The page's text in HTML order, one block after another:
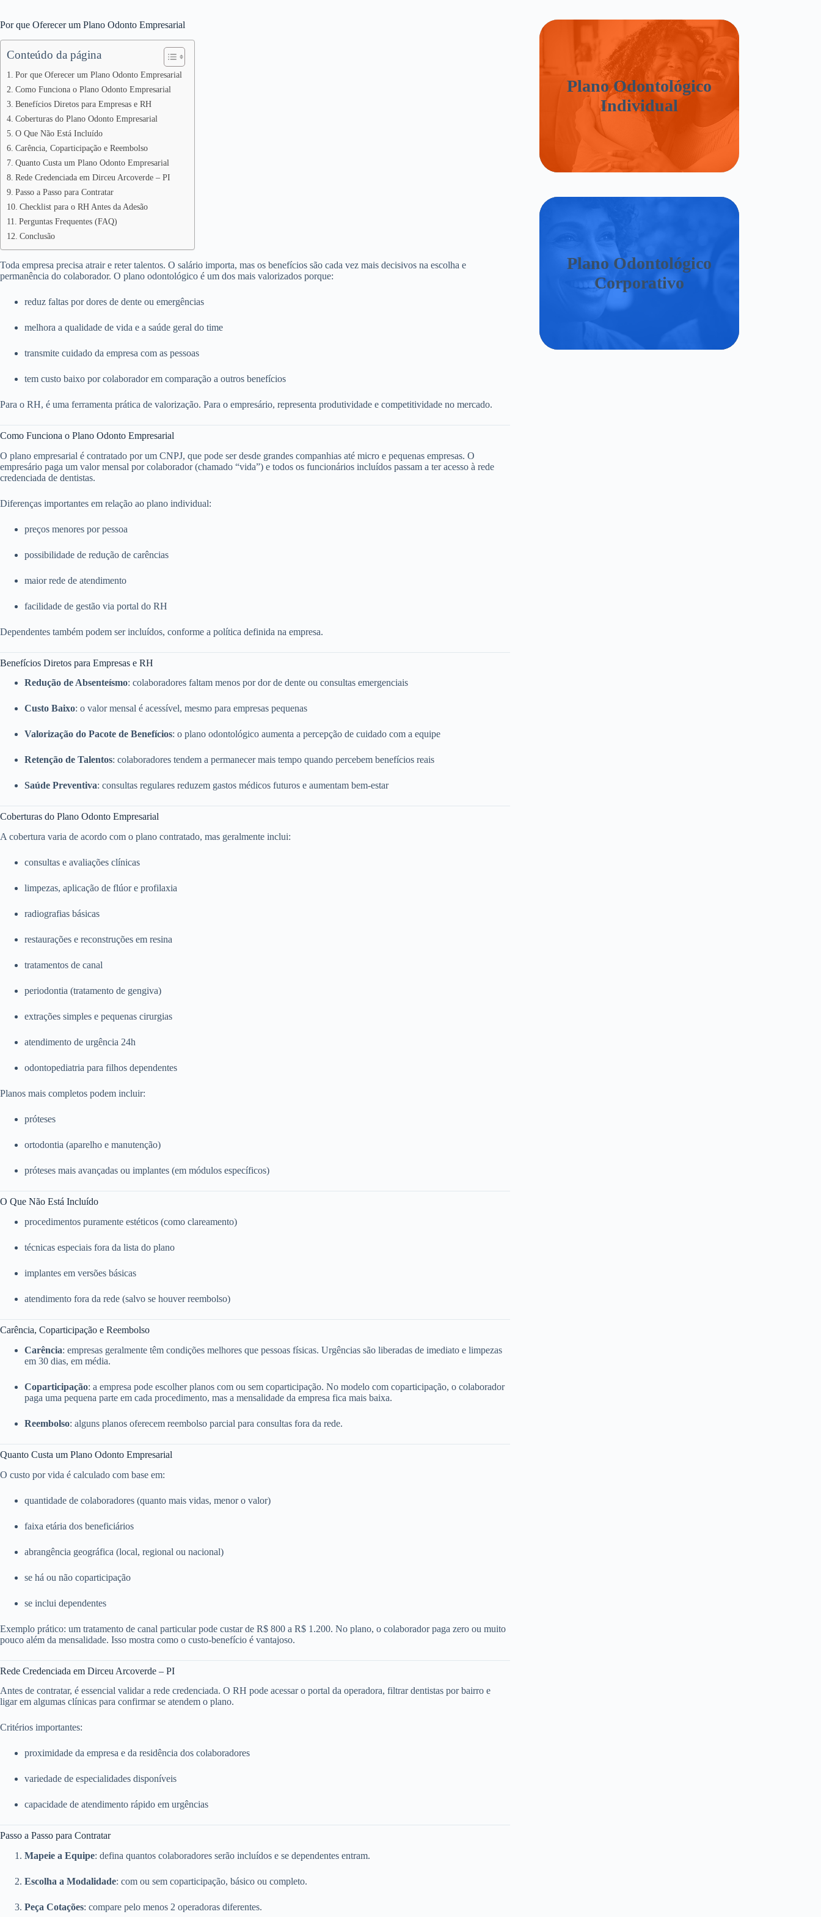
Por que Oferecer um Plano Odonto Empresarial
Conteúdo da página
Por que Oferecer um Plano Odonto Empresarial
Como Funciona o Plano Odonto Empresarial
Benefícios Diretos para Empresas e RH
Coberturas do Plano Odonto Empresarial
O Que Não Está Incluído
Carência, Coparticipação e Reembolso
Quanto Custa um Plano Odonto Empresarial
Rede Credenciada em Dirceu Arcoverde – PI
Passo a Passo para Contratar
Checklist para o RH Antes da Adesão
Perguntas Frequentes (FAQ)
Conclusão
Toda empresa precisa atrair e reter talentos. O salário importa, mas os benefícios são cada vez mais decisivos na escolha e
permanência do colaborador. O plano odontológico é um dos mais valorizados porque:
reduz faltas por dores de dente ou emergências
melhora a qualidade de vida e a saúde geral do time
transmite cuidado da empresa com as pessoas
tem custo baixo por colaborador em comparação a outros benefícios
Para o RH, é uma ferramenta prática de valorização. Para o empresário, representa produtividade e competitividade no mercado.
Como Funciona o Plano Odonto Empresarial
O plano empresarial é contratado por um CNPJ, que pode ser desde grandes companhias até micro e pequenas empresas. O
empresário paga um valor mensal por colaborador (chamado “vida”) e todos os funcionários incluídos passam a ter acesso à rede
credenciada de dentistas.
Diferenças importantes em relação ao plano individual:
preços menores por pessoa
possibilidade de redução de carências
maior rede de atendimento
facilidade de gestão via portal do RH
Dependentes também podem ser incluídos, conforme a política definida na empresa.
Benefícios Diretos para Empresas e RH
Redução de Absenteísmo: colaboradores faltam menos por dor de dente ou consultas emergenciais
Custo Baixo: o valor mensal é acessível, mesmo para empresas pequenas
Valorização do Pacote de Benefícios: o plano odontológico aumenta a percepção de cuidado com a equipe
Retenção de Talentos: colaboradores tendem a permanecer mais tempo quando percebem benefícios reais
Saúde Preventiva: consultas regulares reduzem gastos médicos futuros e aumentam bem-estar
Coberturas do Plano Odonto Empresarial
A cobertura varia de acordo com o plano contratado, mas geralmente inclui:
consultas e avaliações clínicas
limpezas, aplicação de flúor e profilaxia
radiografias básicas
restaurações e reconstruções em resina
tratamentos de canal
periodontia (tratamento de gengiva)
extrações simples e pequenas cirurgias
atendimento de urgência 24h
odontopediatria para filhos dependentes
Planos mais completos podem incluir:
próteses
ortodontia (aparelho e manutenção)
próteses mais avançadas ou implantes (em módulos específicos)
O Que Não Está Incluído
procedimentos puramente estéticos (como clareamento)
técnicas especiais fora da lista do plano
implantes em versões básicas
atendimento fora da rede (salvo se houver reembolso)
Carência, Coparticipação e Reembolso
Carência: empresas geralmente têm condições melhores que pessoas físicas. Urgências são liberadas de imediato e limpezas
em 30 dias, em média.
Coparticipação: a empresa pode escolher planos com ou sem coparticipação. No modelo com coparticipação, o colaborador
paga uma pequena parte em cada procedimento, mas a mensalidade da empresa fica mais baixa.
Reembolso: alguns planos oferecem reembolso parcial para consultas fora da rede.
Quanto Custa um Plano Odonto Empresarial
O custo por vida é calculado com base em:
quantidade de colaboradores (quanto mais vidas, menor o valor)
faixa etária dos beneficiários
abrangência geográfica (local, regional ou nacional)
se há ou não coparticipação
se inclui dependentes
Exemplo prático: um tratamento de canal particular pode custar de R$ 800 a R$ 1.200. No plano, o colaborador paga zero ou muito
pouco além da mensalidade. Isso mostra como o custo-benefício é vantajoso.
Rede Credenciada em Dirceu Arcoverde – PI
Antes de contratar, é essencial validar a rede credenciada. O RH pode acessar o portal da operadora, filtrar dentistas por bairro e
ligar em algumas clínicas para confirmar se atendem o plano.
Critérios importantes:
proximidade da empresa e da residência dos colaboradores
variedade de especialidades disponíveis
capacidade de atendimento rápido em urgências
Passo a Passo para Contratar
Mapeie a Equipe: defina quantos colaboradores serão incluídos e se dependentes entram.
Escolha a Modalidade: com ou sem coparticipação, básico ou completo.
Peça Cotações: compare pelo menos 2 operadoras diferentes.
Plano Odontológico
Individual
Plano Odontológico
Corporativo